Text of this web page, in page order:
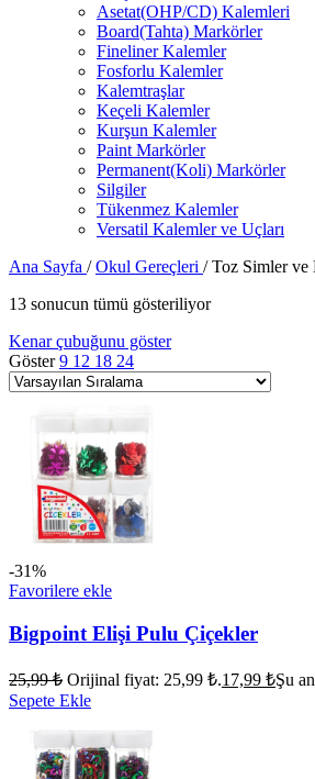
Asetat(OHP/CD) Kalemleri
Board(Tahta) Markörler
Fineliner Kalemler
Fosforlu Kalemler
Kalemtraşlar
Keçeli Kalemler
Kurşun Kalemler
Paint Markörler
Permanent(Koli) Markörler
Silgiler
Tükenmez Kalemler
Versatil Kalemler ve Uçları
Ana Sayfa / Okul Gereçleri / Toz Simler ve
13 sonucun tümü gösteriliyor
Kenar çubuğunu göster
Göster9 12 18 24
-31%
Favorilere ekle
Bigpoint Elişi Pulu Çiçekler
25,99₺ Orijinal fiyat: 25,99 ₺.17,99 ₺Şu
Sepete Ekle